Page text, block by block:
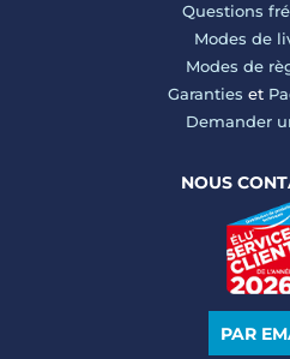
Questions
Modes de
Modes de
Garanties et
Demander
NOUS
PAR